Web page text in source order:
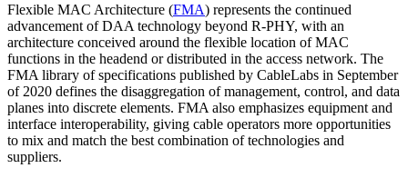
Flexible MAC Architecture (FMA) represents the continued
advancement of DAA technology beyond R-PHY, with an
architecture conceived around the flexible location of MAC
functions in the headend or distributed in the access network. The
FMA library of specifications published by CableLabs in September
of 2020 defines the disaggregation of management, control, and data
planes into discrete elements. FMA also emphasizes equipment and
interface interoperability, giving cable operators more opportunities
to mix and match the best combination of technologies and
suppliers.